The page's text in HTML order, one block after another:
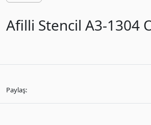
Afilli Stencil A3-1304
Paylaş: